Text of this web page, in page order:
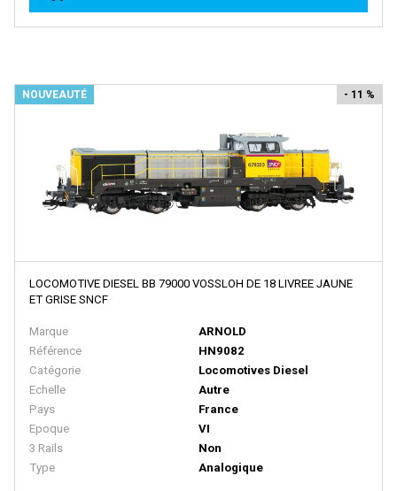
MODELBEX
Modellauto
MODELLBAHN UNION
MODEL SCENE
Mougel
MTH
MZZ
NOUVEAUTÉ
LOCOMOTIVE DIESEL BB 79000 VOSSLOH DE 18 LIVREE JAUNE
ET GRISE SNCF
Marque
ARNOLD
Référence
HN9082
Catégorie
Locomotives Diesel
Echelle
Autre
Pays
France
Epoque
VI
3 Rails
Non
Type
Analogique
- 11 %